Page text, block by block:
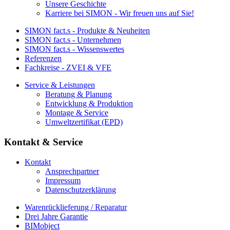
Unsere Geschichte
Karriere bei SIMON - Wir freuen uns auf Sie!
SIMON fact.s - Produkte & Neuheiten
SIMON fact.s - Unternehmen
SIMON fact.s - Wissenswertes
Referenzen
Fachkreise - ZVEI & VFE
Service & Leistungen
Beratung & Planung
Entwicklung & Produktion
Montage & Service
Umweltzertifikat (EPD)
Kontakt & Service
Kontakt
Ansprechpartner
Impressum
Datenschutzerklärung
Warenrücklieferung / Reparatur
Drei Jahre Garantie
BIMobject